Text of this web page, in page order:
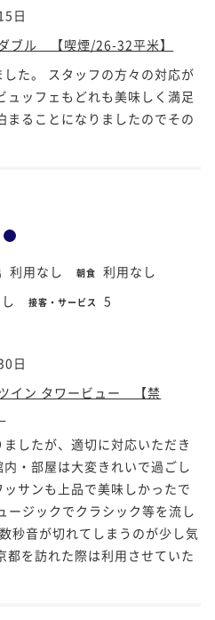
日
ブル 【喫煙/26-32平米】
た。 スタッフの方々の対応が
ュッフェもどれも美味しく満足
まることになりましたのでその
利用なし 朝食 利用なし
接客・サービス 5
日
イン タワービュー 【禁
したが、適切に対応いただき
・部屋は大変きれいで過ごし
サンも上品で美味しかったで
ージックでクラシック等を流し
秒音が切れてしまうのが少し気
都を訪れた際は利用させていた